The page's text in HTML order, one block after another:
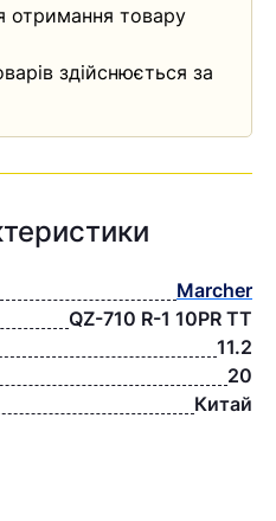
отримання товару
здійснюється за
Marcher
QZ-710 R-1 10PR TT
11.2
20
Китай